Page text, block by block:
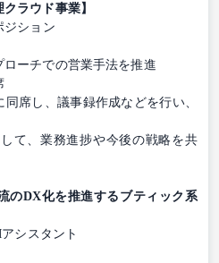
ラウド事業】
ジション
ローチでの営業手法を推進
同席し、議事録作成などを行い、
て、業務進捗や今後の戦略を共
のDX化を推進するブティック系
シスタント